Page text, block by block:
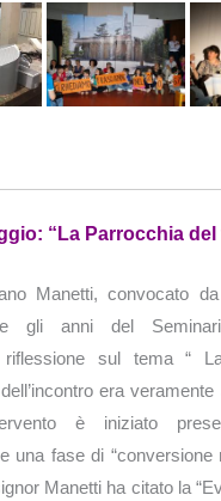
“La Parrocchia del
Manetti, convocato
gli anni del
riflessione sul tema “
dell’incontro era
è iniziato
una fase di “conversione
Manetti ha citato la